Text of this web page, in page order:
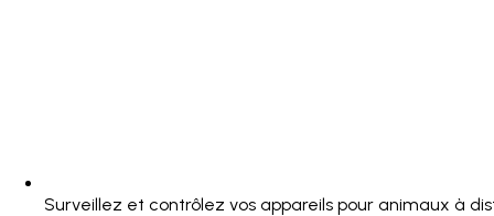
Surveillez et contrôlez vos appareils pour animaux à